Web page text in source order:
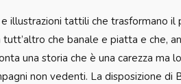
illustrazioni tattili che trasformano il
che banale e piatta e che,
una storia che è una carezza ma
non vedenti. La disposizione di